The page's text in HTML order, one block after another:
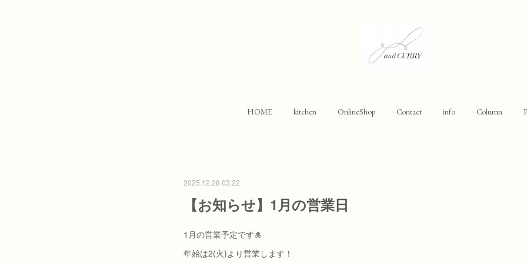
HOME kitchen OnlineShop Contact info Column
2025.12.28 03:22
【お知らせ】1月の営業日
1月の営業予定です🎍
年始は2(火)より営業します！